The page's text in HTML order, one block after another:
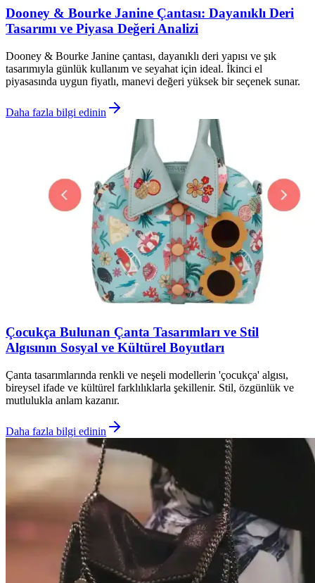
Dooney & Bourke Janine Çantası: Dayanıklı Deri
Tasarımı ve Piyasa Değeri Analizi
Dooney & Bourke Janine çantası, dayanıklı deri yapısı ve şık
tasarımıyla günlük kullanım ve seyahat için ideal. İkinci el
piyasasında uygun fiyatlı, manevi değeri yüksek bir seçenek sunar.
Daha fazla bilgi edinin
Çocukça Bulunan Çanta Tasarımları ve Stil
Algısının Sosyal ve Kültürel Boyutları
Çanta tasarımlarında renkli ve neşeli modellerin 'çocukça' algısı,
bireysel ifade ve kültürel farklılıklarla şekillenir. Stil, özgünlük ve
mutlulukla anlam kazanır.
Daha fazla bilgi edinin